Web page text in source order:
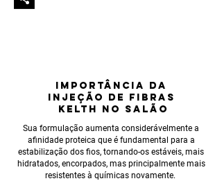
IMPORTÂNCIA DA
INJEÇÃO DE FIBRAS
KELTH NO SALÃO
Sua formulação aumenta considerávelmente a
afinidade proteica que é fundamental para a
estabilização dos fios, tornando-os estáveis, mais
hidratados, encorpados, mas principalmente mais
resistentes à químicas novamente.